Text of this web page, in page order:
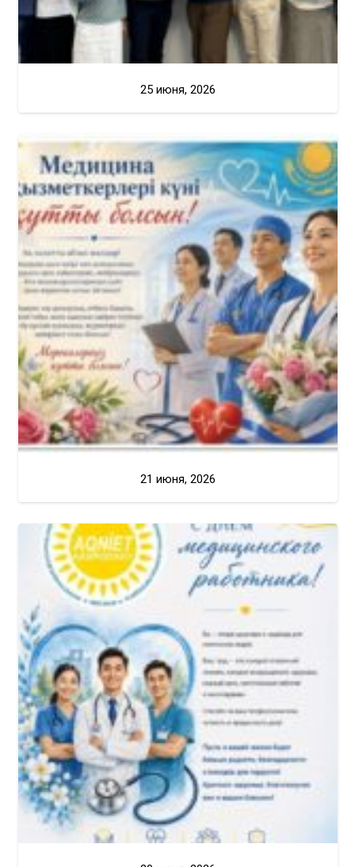
25 июня, 2026
21 июня, 2026